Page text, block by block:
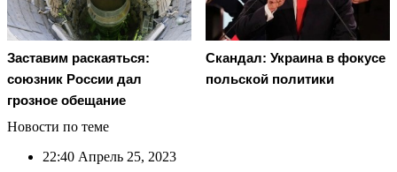
Заставим раскаяться:
союзник России дал
грозное обещание
Скандал: Украина в фокусе
польской политики
Новости по теме
22:40 Апрель 25, 2023